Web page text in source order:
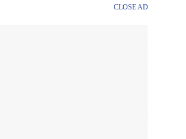
CLOSE AD